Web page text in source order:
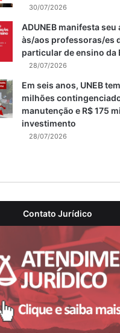
30/07/2026
ADUNEB manifesta seu
às/aos professoras/es
particular de ensino da
28/07/2026
Em seis anos, UNEB
milhões
manutenção e R$ 175
investimento
28/07/2026
Contato Jurídico